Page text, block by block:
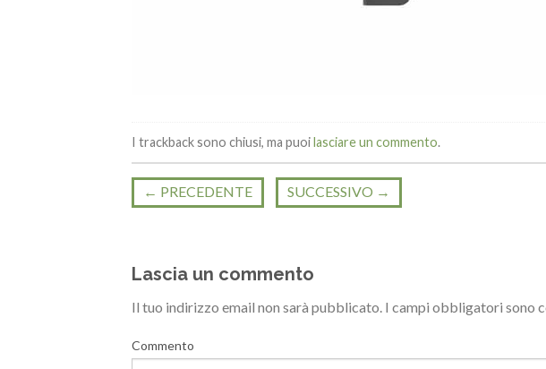
I trackback sono chiusi, ma puoilasciare un commento.
← PRECEDENTE SUCCESSIVO →
Lascia un commento
Il tuo indirizzo email non sarà pubblicato. I campi obbligatori sono
Commento